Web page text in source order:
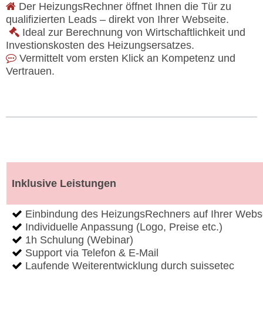
Der HeizungsRechner öffnet Ihnen die Tür zu
qualifizierten Leads – direkt von Ihrer Webseite.
Ideal zur Berechnung von Wirtschaftlichkeit und
Investionskosten des Heizungsersatzes.
Vermittelt vom ersten Klick an Kompetenz und
Vertrauen.
Inklusive Leistungen
Einbindung des HeizungsRechners auf Ihrer
Individuelle Anpassung (Logo, Preise etc.)
1h Schulung (Webinar)
Support via Telefon & E-Mail
Laufende Weiterentwicklung durch suissetec